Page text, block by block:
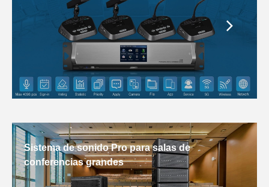
Sistema de sonido Pro para salas de
conferencias grandes